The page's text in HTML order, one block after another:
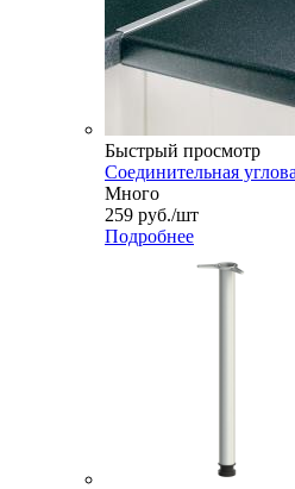
Быстрый просмотр
Соединительная
Много
259 руб./шт
Подробнее